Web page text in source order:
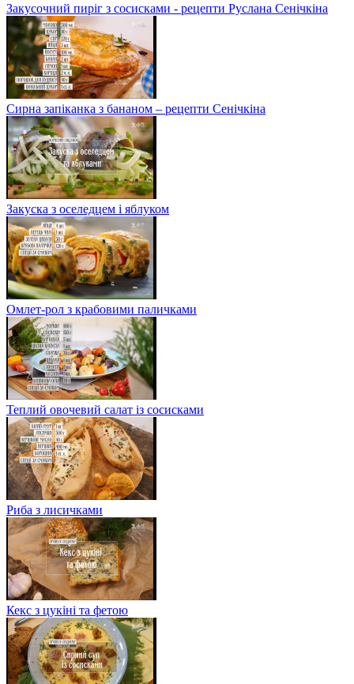
Закусочний пиріг з сосисками - рецепти Руслана Сенічкіна
Сирна запіканка з бананом – рецепти Сенічкіна
Закуска з оселедцем і яблуком
Омлет-рол з крабовими паличками
Теплий овочевий салат із сосисками
Риба з лисичками
Кекс з цукіні та фетою